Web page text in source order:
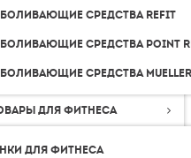
средства Refit
средства Point
средства Mueller
для фитнеса
для фитнеса